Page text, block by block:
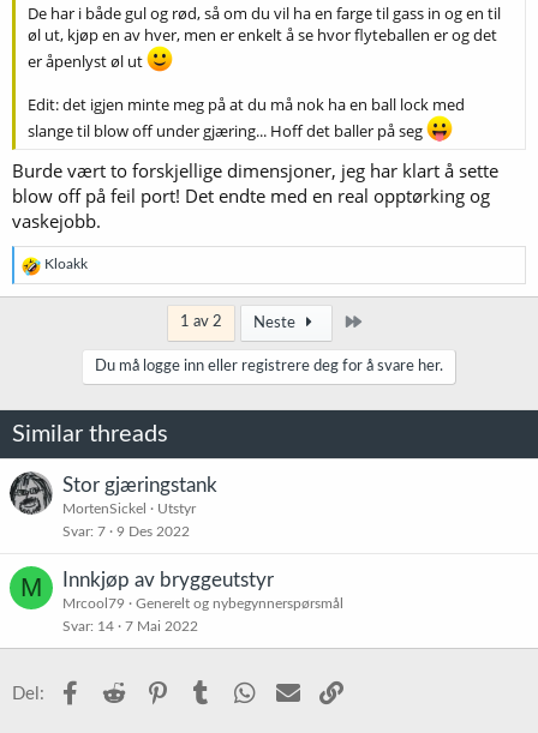
De har i både gul og rød, så om du vil ha en farge til gass in og en til
øl ut, kjøp en av hver, men er enkelt å se hvor flyteballen er og det
er åpenlyst øl ut
Edit: det igjen minte meg på at du må nok ha en ball lock med
slange til blow off under gjæring... Hoff det baller på seg
Burde vært to forskjellige dimensjoner, jeg har klart å sette
blow off på feil port! Det endte med en real opptørking og
vaskejobb.
R
e
a
r
:
Kloakk
1 av 2 Neste
Du må logge inn eller registrere deg for å svare her.
Similar threads
Stor gjæringstank
MortenSickel
Utstyr
Svar 7 9 Des 2022
M Innkjøp av bryggeutstyr
Mrcool79
Generelt og nybegynnerspørsmål
Svar 14 7 Mai 2022
Del: Facebook
Reddit PinterestTumblr WhatsApp
E-post